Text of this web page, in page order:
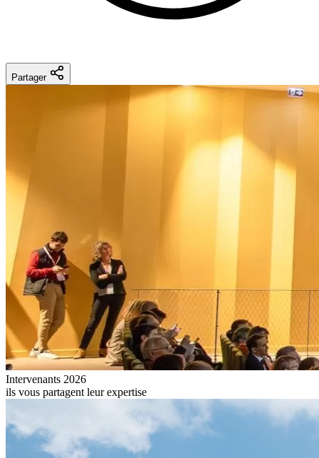
Partager
Intervenants 2026
ils vous partagent leur expertise